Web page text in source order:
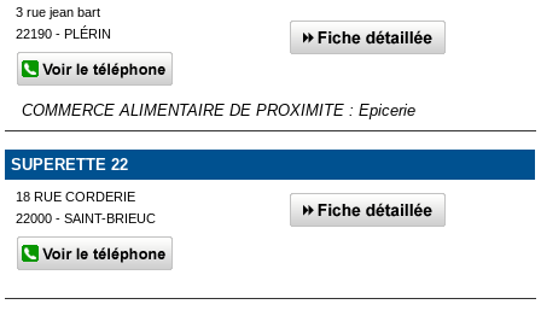
3 rue jean bart
22190 - PLÉRIN
COMMERCE ALIMENTAIRE DE PROXIMITE : Epicerie
SUPERETTE 22
18 RUE CORDERIE
22000 - SAINT-BRIEUC